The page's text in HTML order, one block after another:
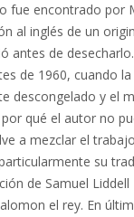
fue encontrado por
al inglés de un
antes de
de 1960, cuando
descongelado y el
qué el autor no
a mezclar el
su
de Samuel
el rey. En